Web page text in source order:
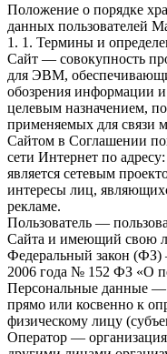
Положение о порядке
данных пользователей
1. 1. Термины и
Сайт — совокупность
для ЭВМ,
обозрения информации
целевым назначением,
применяемых для связи
Сайтом в Соглашении
сети Интернет по
является сетевым
интересы лиц,
рекламе.
Пользователь —
Сайта и имеющий свою
Федеральный закон
2006 года № 152 ФЗ «О
Персональные данные —
прямо или косвенно к
физическому лицу
Оператор —